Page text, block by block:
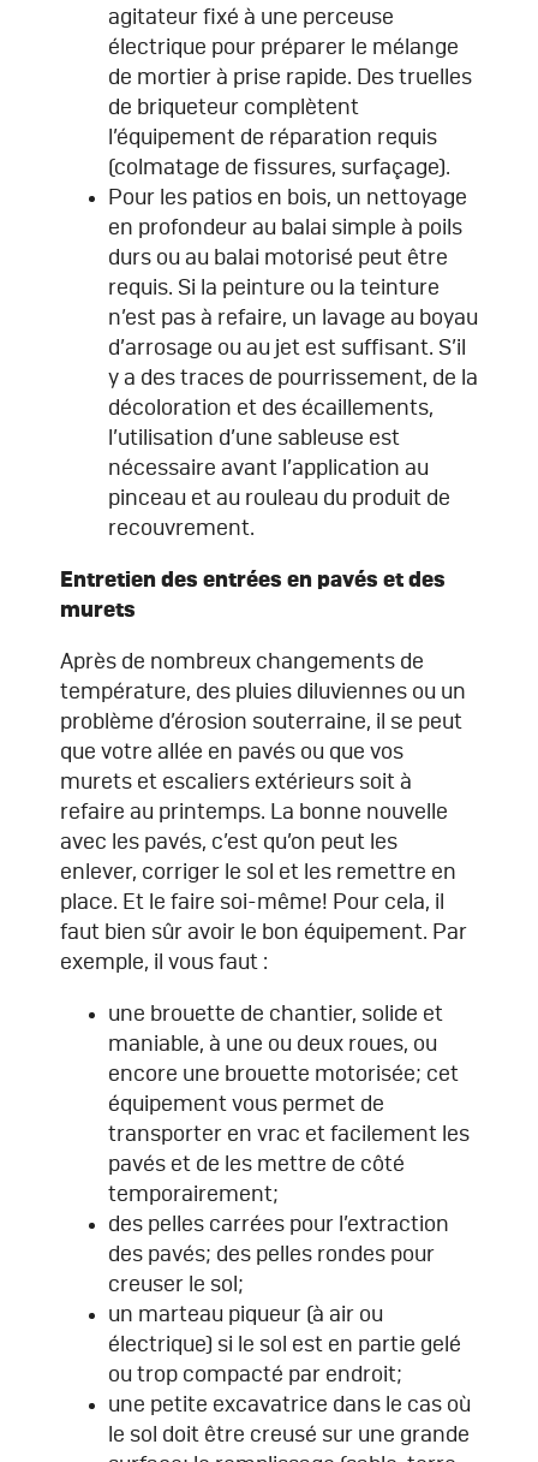
agitateur fixé à une perceuse
électrique pour préparer le mélange
de mortier à prise rapide. Des truelles
de briqueteur complètent
l’équipement de réparation requis
(colmatage de fissures, surfaçage).
Pour les patios en bois, un nettoyage
en profondeur au balai simple à poils
durs ou au balai motorisé peut être
requis. Si la peinture ou la teinture
n’est pas à refaire, un lavage au boyau
d’arrosage ou au jet est suffisant. S’il
y a des traces de pourrissement, de la
décoloration et des écaillements,
l’utilisation d’une sableuse est
nécessaire avant l’application au
pinceau et au rouleau du produit de
recouvrement.
Entretien des entrées en pavés et des
murets
Après de nombreux changements de
température, des pluies diluviennes ou un
problème d’érosion souterraine, il se peut
que votre allée en pavés ou que vos
murets et escaliers extérieurs soit à
refaire au printemps. La bonne nouvelle
avec les pavés, c’est qu’on peut les
enlever, corriger le sol et les remettre en
place. Et le faire soi-même! Pour cela, il
faut bien sûr avoir le bon équipement. Par
exemple, il vous faut :
une brouette de chantier, solide et
maniable, à une ou deux roues, ou
encore une brouette motorisée; cet
équipement vous permet de
transporter en vrac et facilement les
pavés et de les mettre de côté
temporairement;
des pelles carrées pour l’extraction
des pavés; des pelles rondes pour
creuser le sol;
un marteau piqueur (à air ou
électrique) si le sol est en partie gelé
ou trop compacté par endroit;
une petite excavatrice dans le cas où
le sol doit être creusé sur une grande